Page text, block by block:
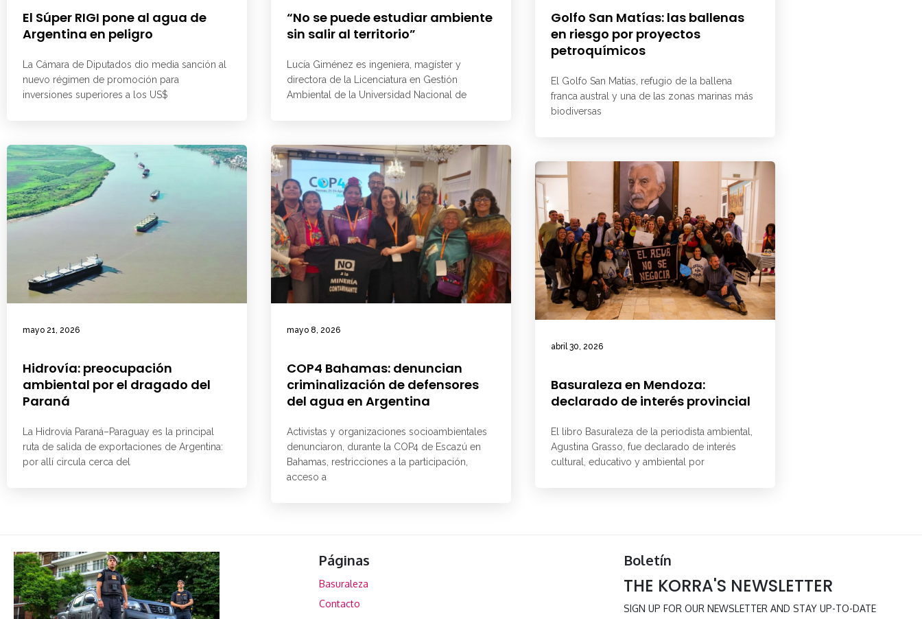
El Súper RIGI pone al agua de
Argentina en peligro
La Cámara de Diputados dio media sanción al
nuevo régimen de promoción para
inversiones superiores a los US$
“No se puede estudiar ambiente
sin salir al territorio”
Lucía Giménez es ingeniera, magíster y
directora de la Licenciatura en Gestión
Ambiental de la Universidad Nacional de
Golfo San Matías: las ballenas
en riesgo por proyectos
petroquímicos
El Golfo San Matías, refugio de la ballena
franca austral y una de las zonas marinas más
biodiversas
mayo 21, 2026
Hidrovía: preocupación
ambiental por el dragado del
Paraná
La Hidrovía Paraná–Paraguay es la principal
ruta de salida de exportaciones de Argentina:
por allí circula cerca del
mayo 8, 2026
COP4 Bahamas: denuncian
criminalización de defensores
del agua en Argentina
Activistas y organizaciones socioambientales
denunciaron, durante la COP4 de Escazú en
Bahamas, restricciones a la participación,
acceso a
abril 30, 2026
Basuraleza en Mendoza:
declarado de interés provincial
El libro Basuraleza de la periodista ambiental,
Agustina Grasso, fue declarado de interés
cultural, educativo y ambiental por
Páginas
Basuraleza
Contacto
Boletín
THE KORRA'S NEWSLETTER
SIGN UP FOR OUR NEWSLETTER AND STAY UP-TO-DATE